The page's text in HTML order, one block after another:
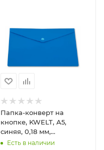
Папка-конверт на
кнопке, KWELT, А5,
синяя, 0,18 мм,
КР-000238
Есть в наличии